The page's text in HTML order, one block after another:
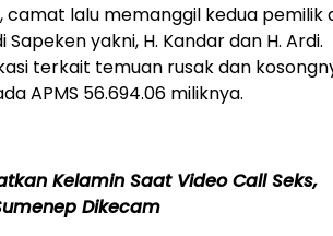
lalu memanggil kedua pemilik
yakni, H. Kandar dan H. Ardi.
terkait temuan rusak dan
APMS 56.694.06 miliknya.
Kelamin Saat Video Call Seks,
Dikecam